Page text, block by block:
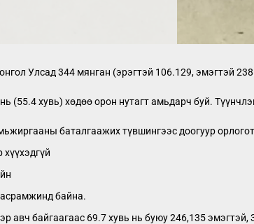
Улсад 344 мянган (эрэгтэй 106.129, эмэгтэй
(55.4 хувь) хөдөө орон нутагт амьдарч буй.
баталгаажих түвшингээс доогуур
байна.
авч байгаагаас 69.7 хувь нь буюу 246,135 эмэгтэй,